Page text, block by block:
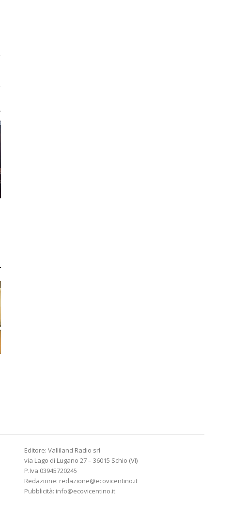
Editore: Valliland Radio srl
via Lago di Lugano 27 – 36015 Schio (VI)
P.Iva 03945720245
Redazione: redazione@ecovicentino.it
Pubblicità: info@ecovicentino.it